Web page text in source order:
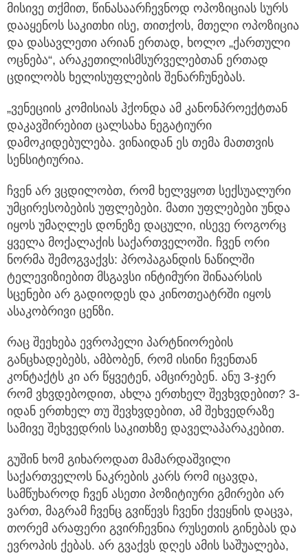
მისივე თქმით, წინასაარჩევნოდ ოპოზიციას სურს
დააყენოს საკითხი ისე, თითქოს, მთელი ოპოზიცია
და დასავლეთი არიან ერთად, ხოლო „ქართული
ოცნება“, არაკეთილისმსურველებთან ერთად
ცდილობს ხელისუფლების შენარჩუნებას.
„ვენეციის კომისიას ჰქონდა ამ კანონპროექტთან
დაკავშირებით ცალსახა ნეგატიური
დამოკიდებულება. ვინაიდან ეს თემა მათთვის
სენსიტიურია.
ჩვენ არ ვცდილობთ, რომ ხელვყოთ სექსუალური
უმცირესობების უფლებები. მათი უფლებები უნდა
იყოს უმაღლეს დონეზე დაცული, ისევე როგორც
ყველა მოქალაქის საქართველოში. ჩვენ ორი
ნორმა შემოგვაქვს: პროპაგანდის ნაწილში
ტელევიზიებით მსგავსი ინტიმური შინაარსის
სცენები არ გადიოდეს და კინოთეატრში იყოს
ასაკობრივი ცენზი.
რაც შეეხება ევროპელი პარტნიორების
განცხადებებს, ამბობენ, რომ ისინი ჩვენთან
კონტაქტს კი არ წყვეტენ, ამცირებენ. ანუ 3-ჯერ
რომ ვხვდებოდით, ახლა ერთხელ შევხვდებით? 3-
იდან ერთხელ თუ შევხვდებით, ამ შეხვედრაზე
სამივე შეხვედრის საკითხზე დაველაპარაკებით.
გუშინ ხომ გიხაროდათ მამარდაშვილი
საქართველოს ნაკრების კარს რომ იცავდა,
სამწუხაროდ ჩვენ ასეთი პოზიტიური გმირები არ
ვართ, მაგრამ ჩვენც გვიწევს ჩვენი ქვეყნის დაცვა,
თორემ არაფერი გვირჩევნია რუსეთის გინებას და
ევროპის ქებას. არ გვაქვს დღეს ამის საშუალება,